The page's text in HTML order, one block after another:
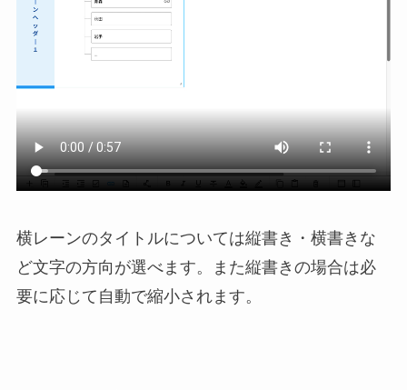
横レーンのタイトルについては縦書き・横書きな
ど文字の方向が選べます。また縦書きの場合は必
要に応じて自動で縮小されます。